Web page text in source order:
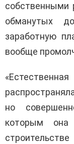
собственными
обманутых
заработную
вообще
но
которым она